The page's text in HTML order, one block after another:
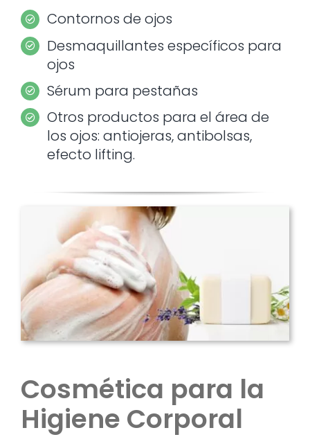
Contornos de ojos
Desmaquillantes específicos para
ojos
Sérum para pestañas
Otros productos para el área de
los ojos: antiojeras, antibolsas,
efecto lifting.
Cosmética para la
Higiene Corporal